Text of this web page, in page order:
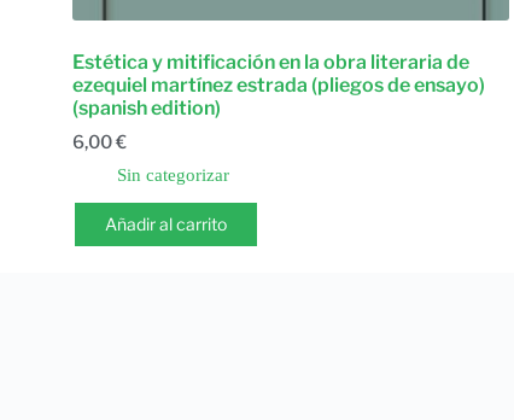
Estética y mitificación en la obra literaria de
ezequiel martínez estrada (pliegos de ensayo)
(spanish edition)
6,00€
Sin categorizar
Añadir al carrito